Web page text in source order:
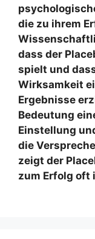
die zu ihrem
dass der
spielt und
Wirksamkeit
Ergebnisse
Bedeutung
Einstellung
die
zeigt der
zum Erfolg oft